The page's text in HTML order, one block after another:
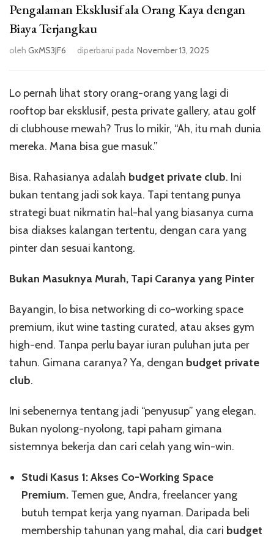
Pengalaman Eksklusif ala Orang Kaya dengan
Biaya Terjangkau
oleh GxMS3JF6 diperbarui pada November 13, 2025
Lo pernah lihat story orang-orang yang lagi di
rooftop bar eksklusif, pesta private gallery, atau golf
di clubhouse mewah? Trus lo mikir, “Ah, itu mah dunia
mereka. Mana bisa gue masuk.”
Bisa. Rahasianya adalah budget private club. Ini
bukan tentang jadi sok kaya. Tapi tentang punya
strategi buat nikmatin hal-hal yang biasanya cuma
bisa diakses kalangan tertentu, dengan cara yang
pinter dan sesuai kantong.
Bukan Masuknya Murah, Tapi Caranya yang Pinter
Bayangin, lo bisa networking di co-working space
premium, ikut wine tasting curated, atau akses gym
high-end. Tanpa perlu bayar iuran puluhan juta per
tahun. Gimana caranya? Ya, dengan budget private
club.
Ini sebenernya tentang jadi “penyusup” yang elegan.
Bukan nyolong-nyolong, tapi paham gimana
sistemnya bekerja dan cari celah yang win-win.
Studi Kasus 1: Akses Co-Working Space
Premium. Temen gue, Andra, freelancer yang
butuh tempat kerja yang nyaman. Daripada beli
membership tahunan yang mahal, dia cari budget